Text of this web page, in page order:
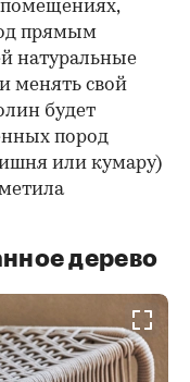
помещениях,
прямым
натуральные
менять свой
будет
пород
или кумару)
дерево